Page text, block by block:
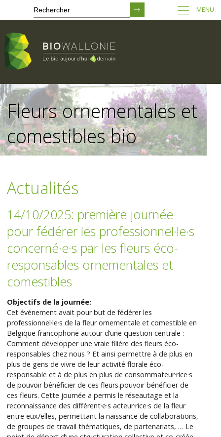
Passer
au
contenu
principal
MENU
Fleurs ornementales et
comestibles bio
Actualités
14/10/2025: première journée
pour fédérer les professionnel·le·s
concerné·e·s par les fleurs éco-
responsables ornementales et
comestibles
Objectifs de la journée:
Cet événement avait pour but de fédérer les
professionnel·le·s de la fleur ornementale et comestible en
Belgique francophone autour d’une question centrale :
Comment développer une vraie filière des fleurs éco-
responsables chez nous ? Et ainsi permettre à de plus en
plus de gens de vivre de leur activité florale éco-
responsable et à de plus en plus de consommateur·rice·s
de pouvoir bénéficier de ces fleurs.pouvoir bénéficier de
ces fleurs. Cette journée a permis le réseautage et la
reconnaissance des différent·e·s acteur·rice·s de la fleur
entre eux/elles, permettant la naissance de collaborations,
de groupes de travail thématiques, de partenariats, … Le